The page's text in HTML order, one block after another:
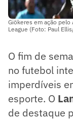
Giökeres em ação
League (Foto: Paul
O fim de
no futebol
imperdíveis
esporte. O
de destaque